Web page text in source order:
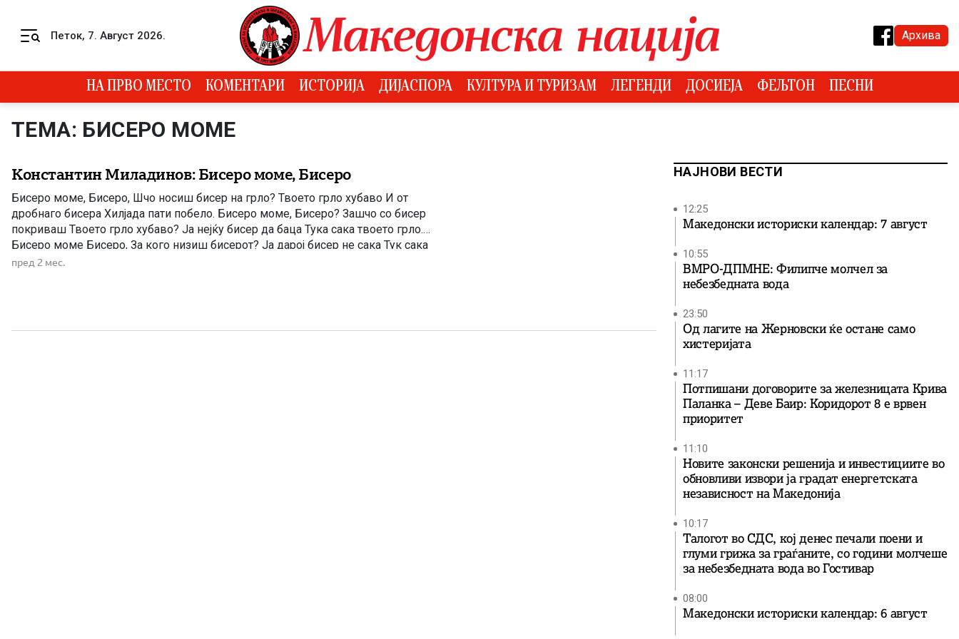
Петок, 7. Август 2026. Архива
НА ПРВО МЕСТО КОМЕНТАРИ ИСТОРИЈА ДИЈАСПОРА КУЛТУРА И ТУРИЗАМ ЛЕГЕНДИ ДОСИЕЈА ФЕЉТОН ПЕСНИ
ТЕМА: БИСЕРО МОМЕ
Константин Миладинов: Бисеро моме, Бисеро
Бисеро моме, Бисеро, Шчо носиш бисер на грло? Твоето грло хубаво И от
дробнаго бисера Хилјада пати побело. Бисеро моме, Бисеро? Зашчо со бисер
покриваш Твоето грло хубаво? Ја нејќу бисер да баца Тука сака твоето грло.-
Бисеро моме Бисеро, За кого низиш бисерот? Ја дарој бисер не сака Тук сака
мома Бисера.
пред 2 мес.
НАЈНОВИ ВЕСТИ
12:25
Македонски историски календар: 7 август
10:55
ВМРО-ДПМНЕ: Филипче молчел за
небезбедната вода
23:50
Од лагите на Жерновски ќе остане само
хистеријата
11:17
Потпишани договорите за железницата Крива
Паланка – Деве Баир: Коридорот 8 е врвен
приоритет
11:10
Новите законски решенија и инвестициите во
обновливи извори ја градат енергетската
независност на Македонија
10:17
Талогот во СДС, кој денес печали поени и
глуми грижа за граѓаните, со години молчеше
за небезбедната вода во Гостивар
08:00
Македонски историски календар: 6 август